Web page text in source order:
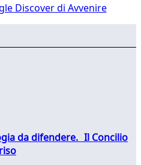
Discover di Avvenire
da difendere. Il Concilio